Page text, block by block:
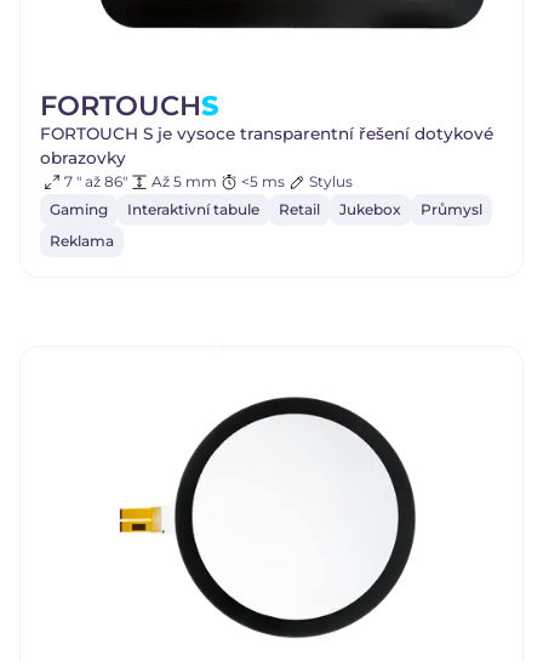
FORTOUCHS
FORTOUCH S je vysoce transparentní řešení dotykové
obrazovky
7 " až 86" Až 5 mm <5 ms
Stylus
Gaming
Interaktivní tabule Retail Jukebox
Průmysl
Reklama